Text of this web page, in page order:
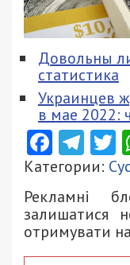
Довольны
статистика
Украинцев
в мае 2022:
Категории:
Рекламні
залишатися
отримувати